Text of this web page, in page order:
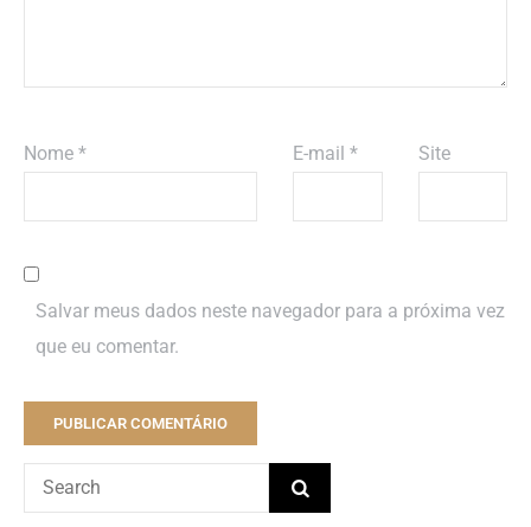
Nome * E-mail * Site
Salvar meus dados neste navegador para a próxima vez
que eu comentar.